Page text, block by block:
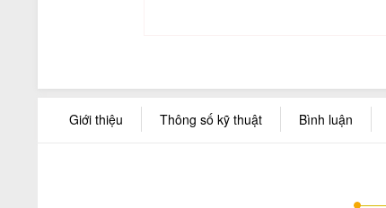
Giới thiệu Thông số kỹ thuật Bình luận